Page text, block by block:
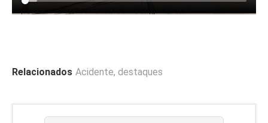
Relacionados Acidente, destaques